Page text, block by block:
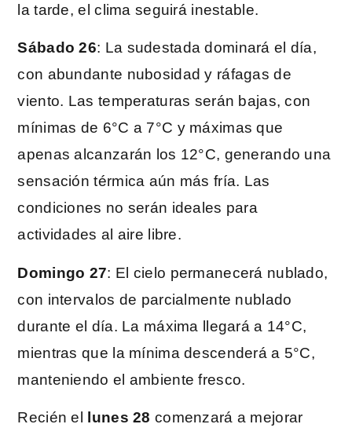
la tarde, el clima seguirá inestable.
Sábado 26: La sudestada dominará el día,
con abundante nubosidad y ráfagas de
viento. Las temperaturas serán bajas, con
mínimas de 6°C a 7°C y máximas que
apenas alcanzarán los 12°C, generando una
sensación térmica aún más fría. Las
condiciones no serán ideales para
actividades al aire libre.
Domingo 27: El cielo permanecerá nublado,
con intervalos de parcialmente nublado
durante el día. La máxima llegará a 14°C,
mientras que la mínima descenderá a 5°C,
manteniendo el ambiente fresco.
Recién el lunes 28 comenzará a mejorar